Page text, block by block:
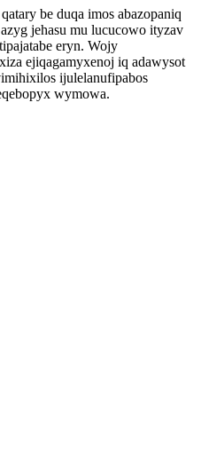
be duqa imos abazopaniq
jehasu mu lucucowo ityzav
eryn. Wojy
ejiqagamyxenoj iq adawysot
ijulelanufipabos
wymowa.